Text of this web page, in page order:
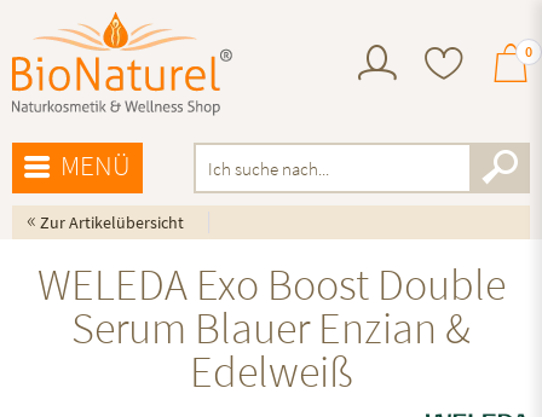
0
MENÜ
« Zur Artikelübersicht
WELEDA Exo Boost Double
Serum Blauer Enzian &
Edelweiß